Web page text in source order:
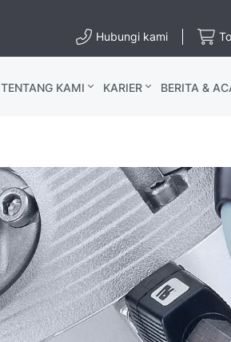
Hubungi kami
TENTANG KAMI KARIER BERITA &